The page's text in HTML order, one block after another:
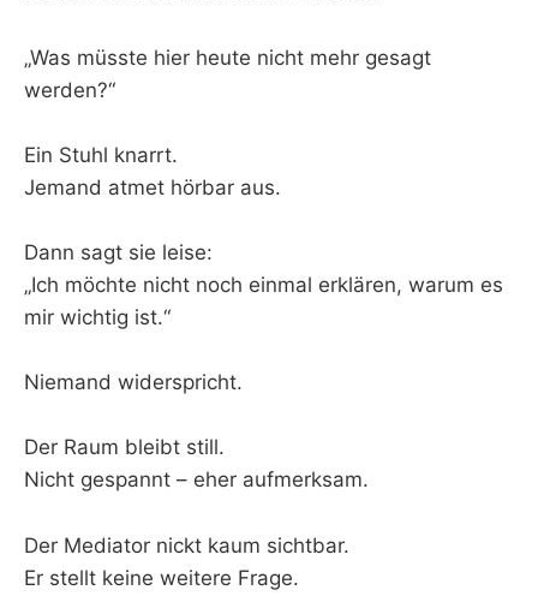
„Was müsste hier heute nicht mehr gesagt
werden?“
Ein Stuhl knarrt.
Jemand atmet hörbar aus.
Dann sagt sie leise:
„Ich möchte nicht noch einmal erklären, warum es
mir wichtig ist.“
Niemand widerspricht.
Der Raum bleibt still.
Nicht gespannt – eher aufmerksam.
Der Mediator nickt kaum sichtbar.
Er stellt keine weitere Frage.